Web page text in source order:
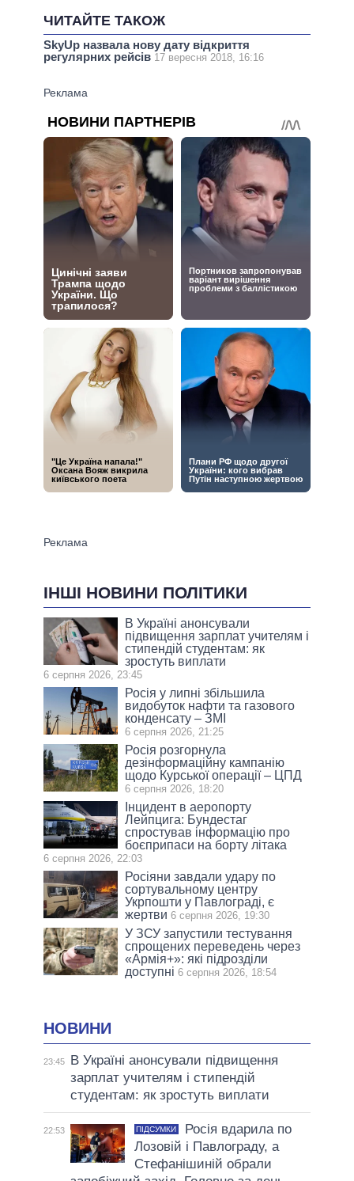
ЧИТАЙТЕ ТАКОЖ
SkyUp назвала нову дату відкриття
регулярних рейсів 17 вересня 2018, 16:16
ІНШІ НОВИНИ ПОЛІТИКИ
В Україні анонсували
підвищення зарплат учителям і
стипендій студентам: як
зростуть виплати
6 серпня 2026, 23:45
Росія у липні збільшила
видобуток нафти та газового
конденсату – ЗМІ
6 серпня 2026, 21:25
Росія розгорнула
дезінформаційну кампанію
щодо Курської операції – ЦПД
6 серпня 2026, 18:20
Інцидент в аеропорту
Лейпцига: Бундестаг
спростував інформацію про
боєприпаси на борту літака
6 серпня 2026, 22:03
Росіяни завдали удару по
сортувальному центру
Укрпошти у Павлограді, є
жертви 6 серпня 2026, 19:30
У ЗСУ запустили тестування
спрощених переведень через
«Армія+»: які підрозділи
доступні 6 серпня 2026, 18:54
НОВИНИ
23:45
В Україні анонсували підвищення
зарплат учителям і стипендій
студентам: як зростуть виплати
22:53 ПІДСУМКИ
Росія вдарила по
Лозовій і Павлограду, а
Стефанішиній обрали